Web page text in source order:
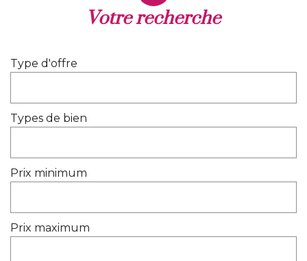
votre recherche
Type d'offre
Types de bien
Prix minimum
Prix maximum